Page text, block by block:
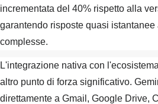
incrementata del 40% rispetto alla
garantendo risposte quasi istantanee
complesse.
L'integrazione nativa con
altro punto di forza significativo.
direttamente a Gmail, Google Drive,